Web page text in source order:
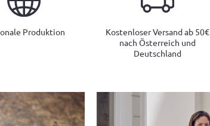
Produktion
Kostenloser Versand ab 50€
nach Österreich und
Deutschland